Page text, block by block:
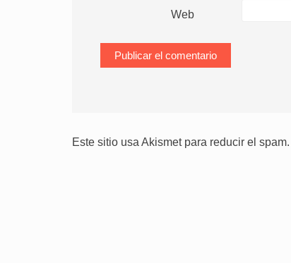
Web
Este sitio usa Akismet para reducir el spam.